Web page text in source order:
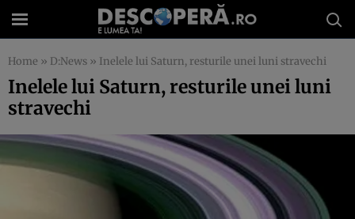
Home » D:News » Inelele lui Saturn, resturile unei luni stravechi
Inelele lui Saturn, resturile unei luni
stravechi